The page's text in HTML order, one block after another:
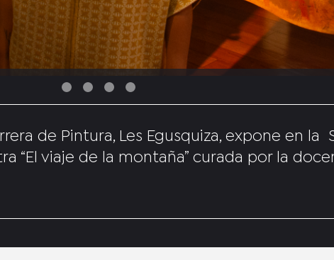
de Pintura, Les Egusquiza, expone en la
“El viaje de la montaña” curada por la